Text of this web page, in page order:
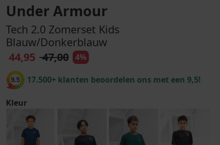
Under Armour
Tech 2.0 Zomerset Kids
Blauw/Donkerblauw
44,95 47,00 4%
9.5 17.500+ klanten beoordelen ons met een 9,5!
Kleur